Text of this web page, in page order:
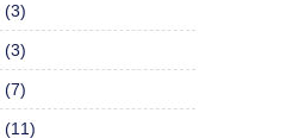
(3)
(3)
(7)
(11)